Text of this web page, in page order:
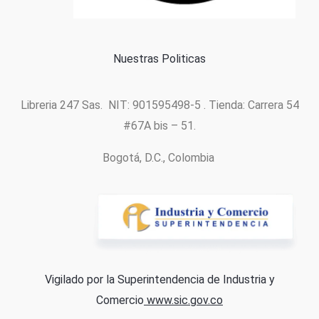
Nuestras Politicas
Libreria 247 Sas. NIT: 901595498-5 . Tienda: Carrera 54
#67A bis – 51.
Bogotá, D.C., Colombia
Vigilado por la Superintendencia de Industria y
Comercio www.sic.gov.co